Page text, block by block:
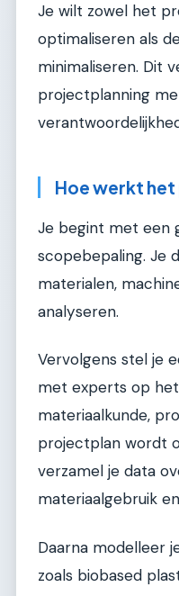
Je wilt zowel het
optimaliseren als
minimaliseren. Dit
projectplanning
Hoe werkt
Je begint met een
scopebepaling. Je
materialen,
analyseren.
Vervolgens stel je
met experts op
materiaalkunde,
projectplan wordt
verzamel je data
materiaalgebruik
Daarna modelleer
zoals biobased